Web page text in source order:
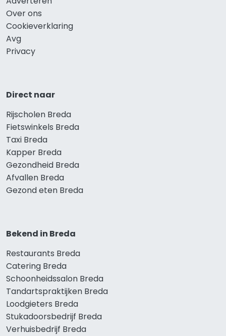
Over ons
Cookieverklaring
Avg
Privacy
Direct naar
Rijscholen Breda
Fietswinkels Breda
Taxi Breda
Kapper Breda
Gezondheid Breda
Afvallen Breda
Gezond eten Breda
Bekend in Breda
Restaurants Breda
Catering Breda
Schoonheidssalon Breda
Tandartspraktijken Breda
Loodgieters Breda
Stukadoorsbedrijf Breda
Verhuisbedrijf Breda